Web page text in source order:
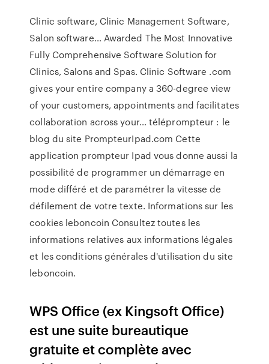
Clinic software, Clinic Management Software,
Salon software… Awarded The Most Innovative
Fully Comprehensive Software Solution for
Clinics, Salons and Spas. Clinic Software .com
gives your entire company a 360-degree view
of your customers, appointments and facilitates
collaboration across your… téléprompteur : le
blog du site PrompteurIpad.com Cette
application prompteur Ipad vous donne aussi la
possibilité de programmer un démarrage en
mode différé et de paramétrer la vitesse de
défilement de votre texte. Informations sur les
cookies leboncoin Consultez toutes les
informations relatives aux informations légales
et les conditions générales d'utilisation du site
leboncoin.
WPS Office (ex Kingsoft Office)
est une suite bureautique
gratuite et complète avec